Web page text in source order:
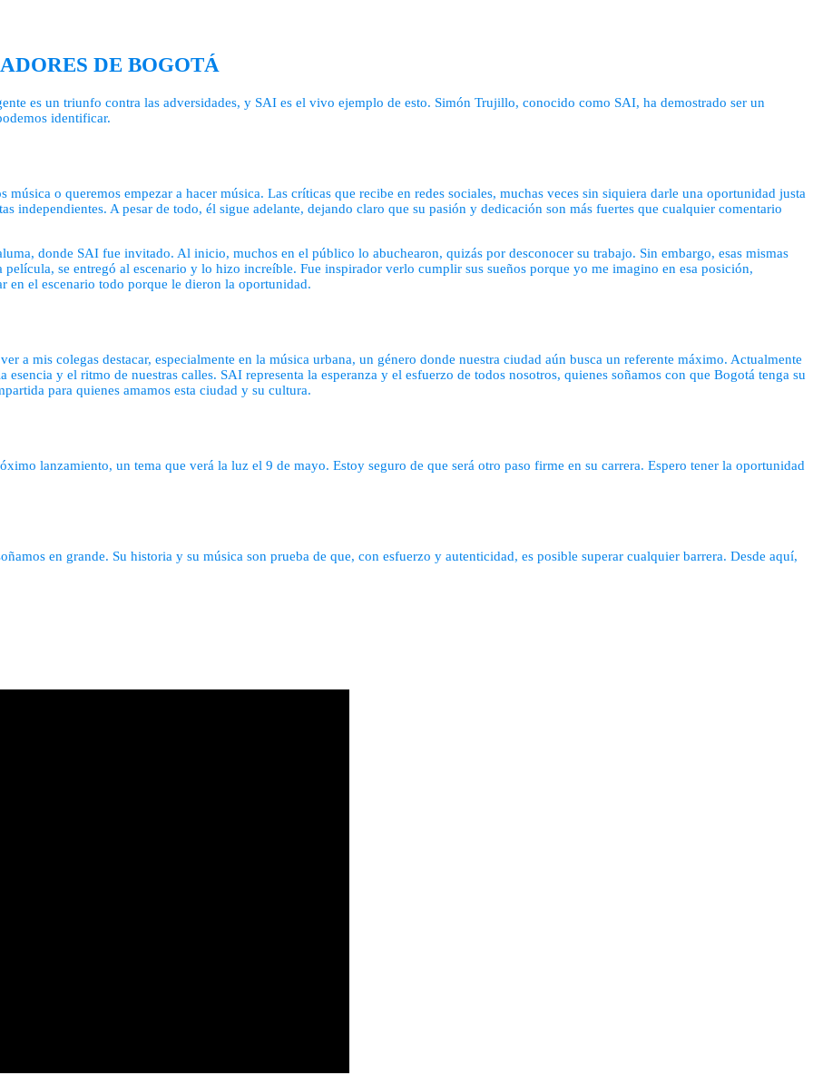
DE BOGOTÁ
es un triunfo contra las adversidades, y SAI es el vivo ejemplo de esto. Simón Trujillo, conocido como SAI, ha demostrado ser un
identificar.
música o queremos empezar a hacer música. Las críticas que recibe en redes sociales, muchas veces sin siquiera darle una oportunidad justa
independientes. A pesar de todo, él sigue adelante, dejando claro que su pasión y dedicación son más fuertes que cualquier comentario
donde SAI fue invitado. Al inicio, muchos en el público lo abuchearon, quizás por desconocer su trabajo. Sin embargo, esas mismas
se entregó al escenario y lo hizo increíble. Fue inspirador verlo cumplir sus sueños porque yo me imagino en esa posición,
en el escenario todo porque le dieron la oportunidad.
a mis colegas destacar, especialmente en la música urbana, un género donde nuestra ciudad aún busca un referente máximo. Actualmente
y el ritmo de nuestras calles. SAI representa la esperanza y el esfuerzo de todos nosotros, quienes soñamos con que Bogotá tenga su
para quienes amamos esta ciudad y su cultura.
lanzamiento, un tema que verá la luz el 9 de mayo. Estoy seguro de que será otro paso firme en su carrera. Espero tener la oportunidad
en grande. Su historia y su música son prueba de que, con esfuerzo y autenticidad, es posible superar cualquier barrera. Desde aquí,